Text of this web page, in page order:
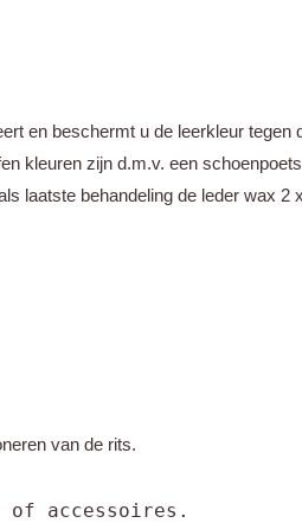
en beschermt u de leerkleur tegen
kleuren zijn d.m.v. een
laatste behandeling de leder wax 2
van de rits.
of accessoires.